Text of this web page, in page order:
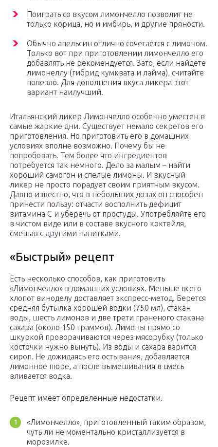
Поиграть со вкусом лимончелло позволит не
только корица, но и имбирь, и другие пряности.
Обычно апельсин отлично сочетается с лимоном.
Только вот при приготовлении лимончелло его
добавлять не рекомендуется. Зато, если найдете
лимонеллу (гибрид кумквата и лайма), считайте
повезло. Для дополнения вкуса ликера этот
вариант наилучший.
Итальянский ликер Лимончелло особенно уместен в
самые жаркие дни. Существует немало секретов его
приготовления. Но приготовить его в домашних
условиях вполне возможно. Почему бы не
попробовать. Тем более что ингредиентов
потребуется так немного. Дело за малым – найти
хороший самогон и спелые лимоны. И вкусный
ликер не просто порадует своим приятным вкусом.
Давно известно, что в небольших дозах он способен
принести пользу: отчасти восполнить дефицит
витамина С и уберечь от простуды. Употребляйте его
в чистом виде или в составе вкусного коктейля,
смешав с другими напитками.
«Быстрый» рецепт
Есть несколько способов, как приготовить
«Лимончелло» в домашних условиях. Меньше всего
хлопот виноделу доставляет экспресс-метод. Берется
средняя бутылка хорошей водки (750 мл), стакан
воды, шесть лимонов и две трети граненого стакана
сахара (около 150 граммов). Лимоны прямо со
шкуркой проворачиваются через мясорубку (только
косточки нужно вынуть). Из воды и сахара варится
сироп. Не дожидаясь его остывания, добавляется
лимонное пюре, а после вымешивания в смесь
вливается водка.
Рецепт имеет определенные недостатки.
«Лимончелло», приготовленный таким образом,
чуть ли не моментально кристаллизуется в
морозилке.